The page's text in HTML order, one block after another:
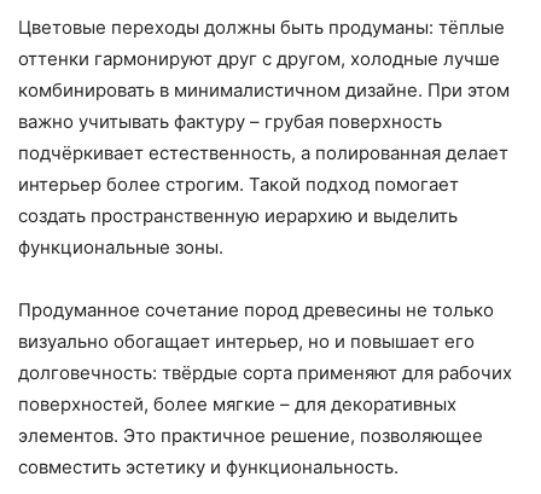
Цветовые переходы должны быть продуманы: тёплые
оттенки гармонируют друг с другом, холодные лучше
комбинировать в минималистичном дизайне. При этом
важно учитывать фактуру – грубая поверхность
подчёркивает естественность, а полированная делает
интерьер более строгим. Такой подход помогает
создать пространственную иерархию и выделить
функциональные зоны.
Продуманное сочетание пород древесины не только
визуально обогащает интерьер, но и повышает его
долговечность: твёрдые сорта применяют для рабочих
поверхностей, более мягкие – для декоративных
элементов. Это практичное решение, позволяющее
совместить эстетику и функциональность.